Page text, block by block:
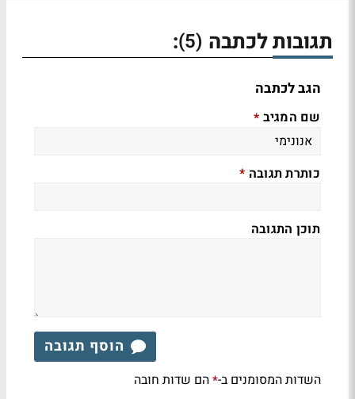
תגובות לכתבה (5)
:
הגב לכתבה
שם המגיב *
כותרת תגובה *
תוכן התגובה
הוסף תגובה
השדות המסומנים ב-*הם שדות חובה